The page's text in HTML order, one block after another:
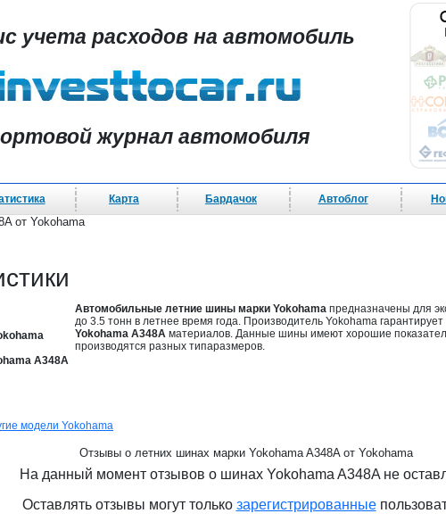
учета расходов на автомобиль
журнал автомобиля
Карта Бардачок Автоблог
от Yokohama
A348A
Автомобильные летние шины марки Yokohama предназначены для
до 3.5 тонн в летнее время года. Производитель Yokohama
Yokohama A348A материалов. Данные шины имеют хорошие
производятся разных типаразмеров.
модели Yokohama
Отзывы о летних шинах марки Yokohama A348A от Yokohama
На данный момент отзывов о шинах Yokohama A348A не
Оставлять отзывы могут только зарегистрированные